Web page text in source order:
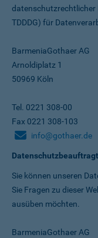
datenschutz­rechtlicher
TDDDG) für
BarmeniaGothaer AG
Arnoldiplatz 1
50969 Köln
Tel. 0221 308-00
Fax 0221 308-103
info@gothaer.de
Sie können unseren
Sie Fragen zu dieser
ausüben möchten.
BarmeniaGothaer AG